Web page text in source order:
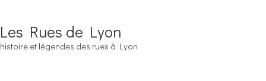
Les Rues de Lyon
histoire et légendes des rues à Lyon